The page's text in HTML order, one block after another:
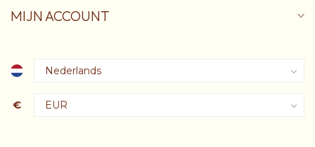
MIJN ACCOUNT
€